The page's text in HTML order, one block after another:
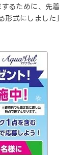
るために、先着
式にしました」